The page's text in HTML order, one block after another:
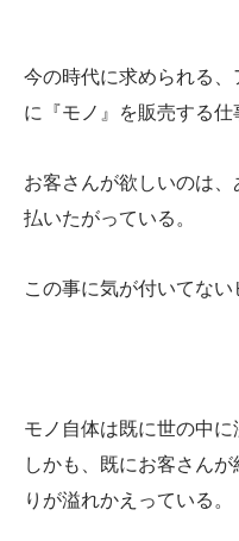
今の時代に求められる
に『モノ』を販売する仕
お客さんが欲しいのは
払いたがっている。
この事に気が付いてない
モノ自体は既に世の中に
しかも、既にお客さん
りが溢れかえっている。